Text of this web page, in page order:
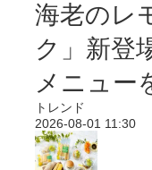
海老のレ
ク」新登
メニュー
トレンド
2026-08-01 11:30